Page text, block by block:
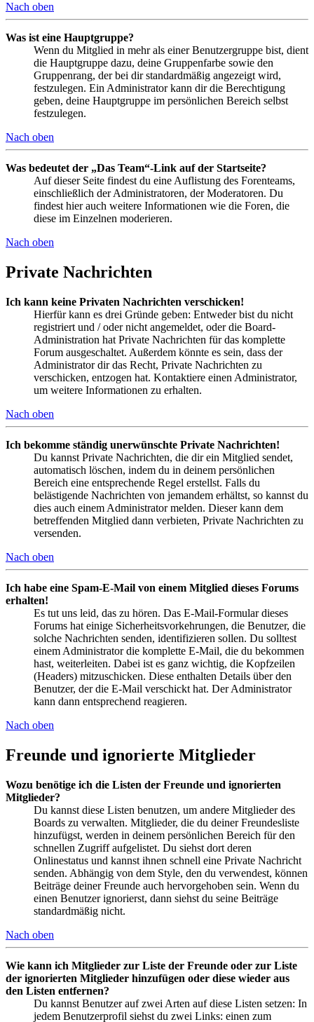
Nach oben
Was ist eine Hauptgruppe?
Wenn du Mitglied in mehr als einer Benutzergruppe bist, dient
die Hauptgruppe dazu, deine Gruppenfarbe sowie den
Gruppenrang, der bei dir standardmäßig angezeigt wird,
festzulegen. Ein Administrator kann dir die Berechtigung
geben, deine Hauptgruppe im persönlichen Bereich selbst
festzulegen.
Nach oben
Was bedeutet der „Das Team“-Link auf der Startseite?
Auf dieser Seite findest du eine Auflistung des Forenteams,
einschließlich der Administratoren, der Moderatoren. Du
findest hier auch weitere Informationen wie die Foren, die
diese im Einzelnen moderieren.
Nach oben
Private Nachrichten
Ich kann keine Privaten Nachrichten verschicken!
Hierfür kann es drei Gründe geben: Entweder bist du nicht
registriert und / oder nicht angemeldet, oder die Board-
Administration hat Private Nachrichten für das komplette
Forum ausgeschaltet. Außerdem könnte es sein, dass der
Administrator dir das Recht, Private Nachrichten zu
verschicken, entzogen hat. Kontaktiere einen Administrator,
um weitere Informationen zu erhalten.
Nach oben
Ich bekomme ständig unerwünschte Private Nachrichten!
Du kannst Private Nachrichten, die dir ein Mitglied sendet,
automatisch löschen, indem du in deinem persönlichen
Bereich eine entsprechende Regel erstellst. Falls du
belästigende Nachrichten von jemandem erhältst, so kannst du
dies auch einem Administrator melden. Dieser kann dem
betreffenden Mitglied dann verbieten, Private Nachrichten zu
versenden.
Nach oben
Ich habe eine Spam-E-Mail von einem Mitglied dieses Forums
erhalten!
Es tut uns leid, das zu hören. Das E-Mail-Formular dieses
Forums hat einige Sicherheitsvorkehrungen, die Benutzer, die
solche Nachrichten senden, identifizieren sollen. Du solltest
einem Administrator die komplette E-Mail, die du bekommen
hast, weiterleiten. Dabei ist es ganz wichtig, die Kopfzeilen
(Headers) mitzuschicken. Diese enthalten Details über den
Benutzer, der die E-Mail verschickt hat. Der Administrator
kann dann entsprechend reagieren.
Nach oben
Freunde und ignorierte Mitglieder
Wozu benötige ich die Listen der Freunde und ignorierten
Mitglieder?
Du kannst diese Listen benutzen, um andere Mitglieder des
Boards zu verwalten. Mitglieder, die du deiner Freundesliste
hinzufügst, werden in deinem persönlichen Bereich für den
schnellen Zugriff aufgelistet. Du siehst dort deren
Onlinestatus und kannst ihnen schnell eine Private Nachricht
senden. Abhängig von dem Style, den du verwendest, können
Beiträge deiner Freunde auch hervorgehoben sein. Wenn du
einen Benutzer ignorierst, dann siehst du seine Beiträge
standardmäßig nicht.
Nach oben
Wie kann ich Mitglieder zur Liste der Freunde oder zur Liste
der ignorierten Mitglieder hinzufügen oder diese wieder aus
den Listen entfernen?
Du kannst Benutzer auf zwei Arten auf diese Listen setzen: In
jedem Benutzerprofil siehst du zwei Links: einen zum